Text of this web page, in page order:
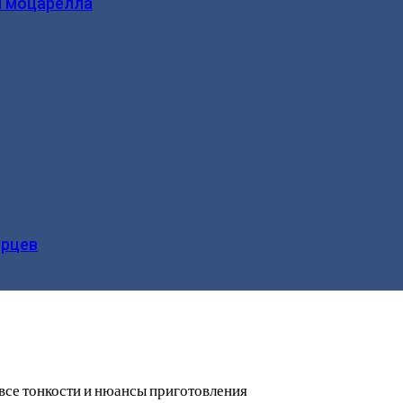
тонкости и нюансы приготовления